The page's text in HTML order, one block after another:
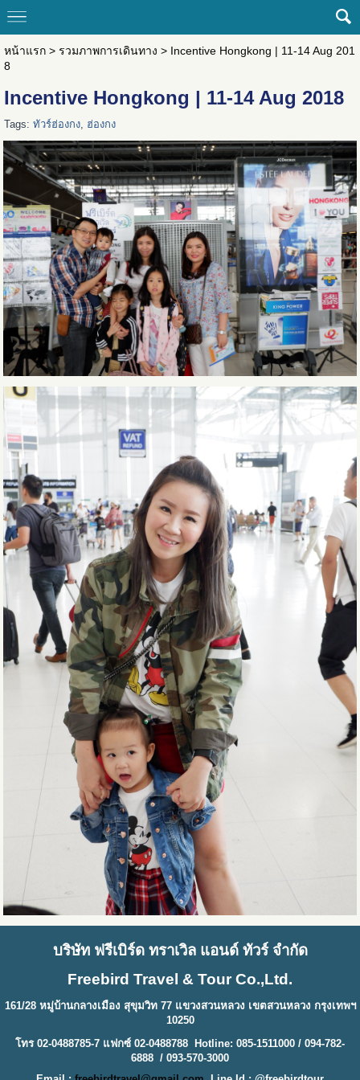
หน้าแรก> รวมภาพการเดินทาง > Incentive Hongkong | 11-14 Aug 201
8
Incentive Hongkong | 11-14 Aug 2018
Tags: ทัวร์ฮ่องกง, ฮ่องกง
บริษัท ฟรีเบิร์ด ทราเวิล แอนด์ ทัวร์ จำกัด
Freebird Travel & Tour Co.,Ltd.
161/28 หมู่บ้านกลางเมือง สุขุมวิท 77 แขวงสวนหลวง เขตสวนหลวง กรุงเทพฯ
10250
โทร 02-0488785-7 แฟกซ์ 02-0488788 Hotline: 085-1511000 / 094-782-
6888 / 093-570-3000